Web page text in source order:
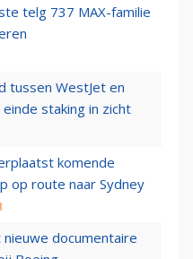
telg 737 MAX-familie
tussen WestJet en
staking in zicht
komende
op route naar Sydney
documentaire